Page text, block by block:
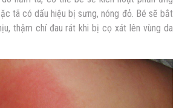
tã có dấu hiệu bị sưng, nóng đỏ. Bé sẽ bắt
thậm chí đau rát khi bị cọ xát lên vùng da